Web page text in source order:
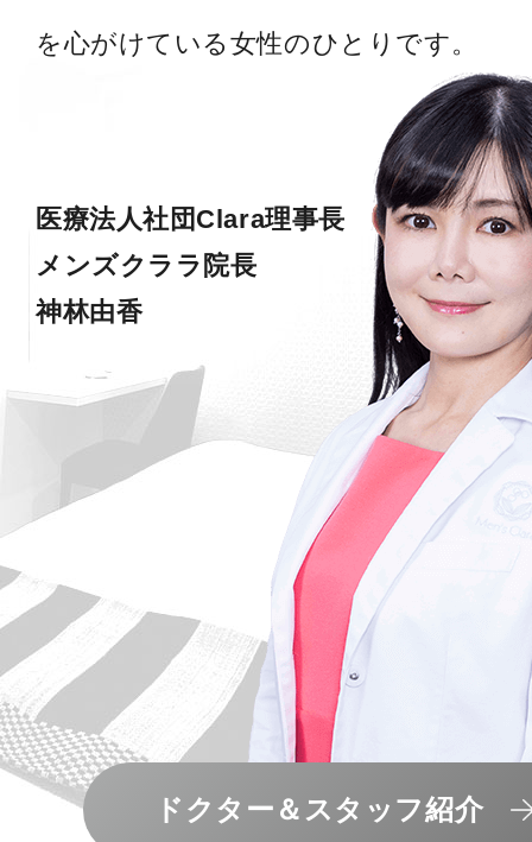
を心がけている女性のひとりです。
医療法人社団Clara理事長
メンズクララ院長
神林由香
ドクター＆スタッフ紹介